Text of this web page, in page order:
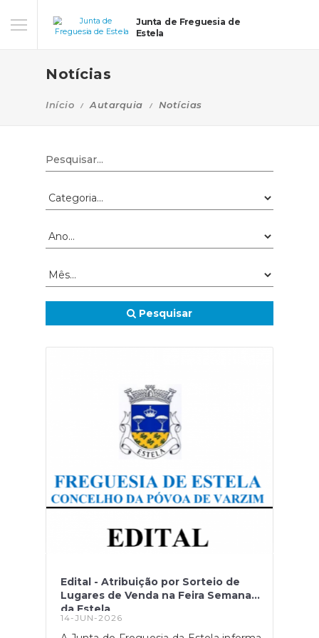
Junta de Freguesia de
Estela
Notícias
Início Autarquia Notícias
Pesquisar
Edital - Atribuição por Sorteio de
Lugares de Venda na Feira Semanal
da Estela
14-JUN-2026